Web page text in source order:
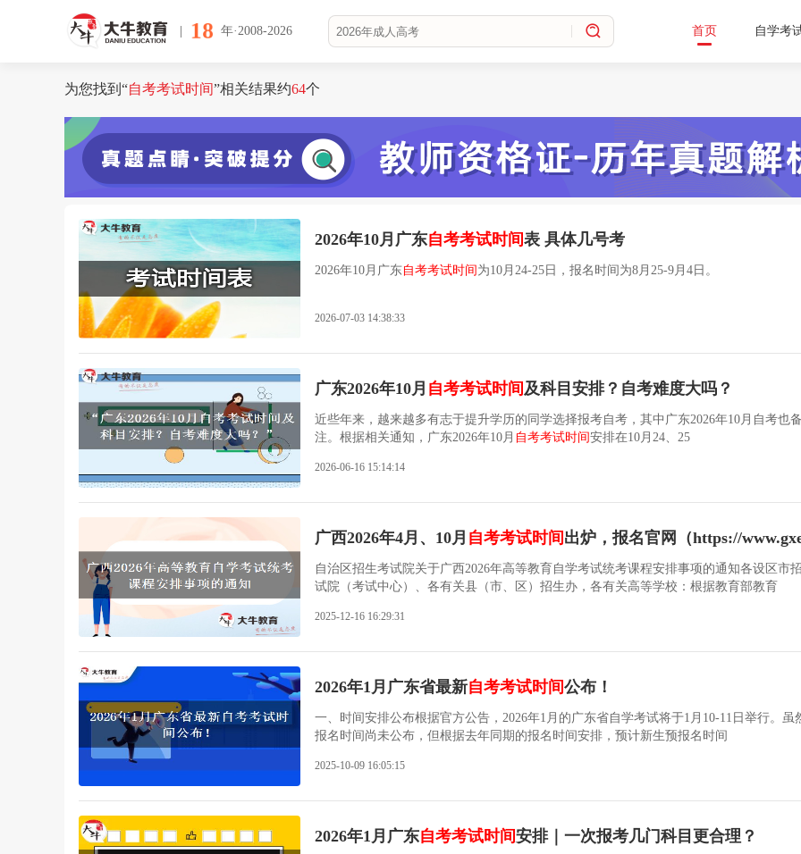
18 年·2008-2026 首页 自学考
为您找到“自考考试时间”相关结果约64个
2026年10月广东自考考试时间表 具体几号考
2026年10月广东自考考试时间 为10月24-25日，报名时间为8月25-9月4日。
2026-07-03 14:38:33
广东2026年10月 自考考试时间及科目安排？自考难度大吗？
近些年来，越来越多有志于提升学历的同学选择报考自考，其中广东2026年10月自考也
注。根据相关通知，广东2026年10月 自考考试时间安排在10月24、25
2026-06-16 15:14:14
广西2026年4月、10月 自考考试时间 出炉，报名官网（https://www.gxeea.cn/
自治区招生考试院关于广西2026年高等教育自学考试统考课程安排事项的通知各设区市
试院（考试中心）、各有关县（市、区）招生办，各有关高等学校：根据教育部教育
2025-12-16 16:29:31
2026年1月广东省最新自考考试时间公布！
一、时间安排公布根据官方公告，2026年1月的广东省自学考试将于1月10-11日举行。虽
报名时间尚未公布，但根据去年同期的报名时间安排，预计新生预报名时间
2025-10-09 16:05:15
2026年1月广东自考考试时间安排｜一次报考几门科目更合理？